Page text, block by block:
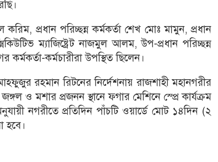
করিম, প্রধান পরিচ্ছন্ন কর্মকর্তা শেখ মোঃ মামুন, প্রধান
ম্যাজিষ্ট্রেট নাজমুল আলম, উপ-প্রধান পরিচ্ছন্ন
কর্মকর্তা-কর্মচারীরা উপস্থিত ছিলেন।
রহমান রিটনের নির্দেশনায় রাজশাহী মহানগরীর
ও মশার প্রজনন স্থানে ফগার মেশিনে স্প্রে কার্যক্রম
নগরীতে প্রতিদিন পাঁচটি ওয়ার্ডে মোট ১৪দিন (২
হবে।